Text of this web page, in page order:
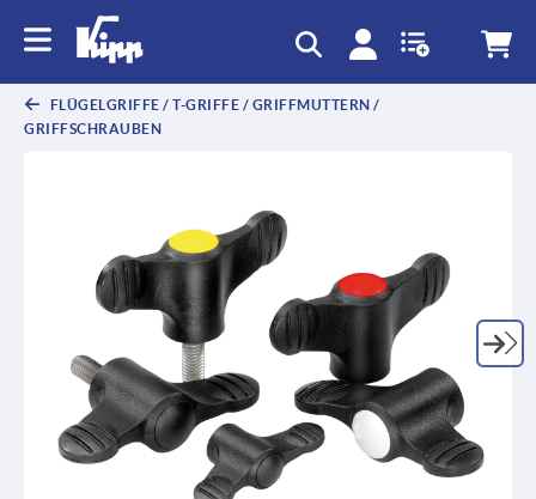
FLÜGELGRIFFE / T-GRIFFE / GRIFFMUTTERN /
GRIFFSCHRAUBEN